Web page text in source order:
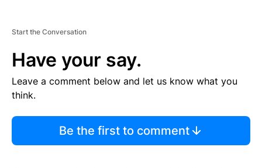
Start the Conversation
Have your say.
Leave a comment below and let us know what you
think.
Be the first to comment